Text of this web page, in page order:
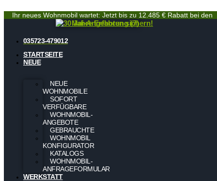
Ihr neues Wohnmobil wartet: Jetzt bis zu 12.485 € Rabatt bei den
Mai-Angeboten sichern!
035723-479012
STARTSEITE
NEUE
NEUE
WOHNMOBILE
SOFORT
VERFÜGBARE
WOHNMOBIL-
ANGEBOTE
GEBRAUCHTE
WOHNMOBIL
KONFIGURATOR
KATALOGS
WOHNMOBIL-
ANFRAGEFORMULAR
WERKSTATT